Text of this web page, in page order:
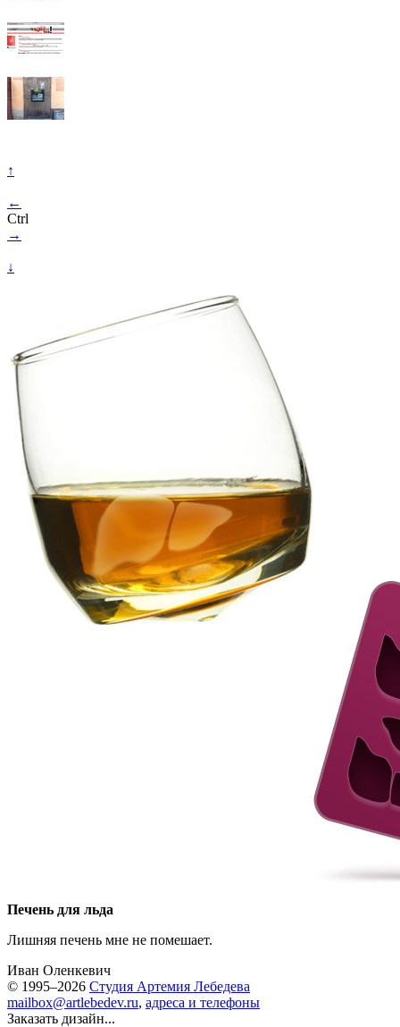
↑
←
Ctrl
→
↓
Печень для льда
Лишняя печень мне не помешает.
Иван Оленкевич
© 1995–2026 Студия Артемия Лебедева
mailbox@artlebedev.ru, адреса и телефоны
Заказать дизайн...